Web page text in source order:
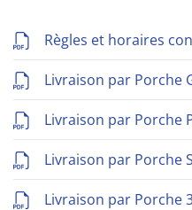
Règles et horaires
Livraison par Porche
Livraison par Porche
Livraison par Porche
Livraison par Porche